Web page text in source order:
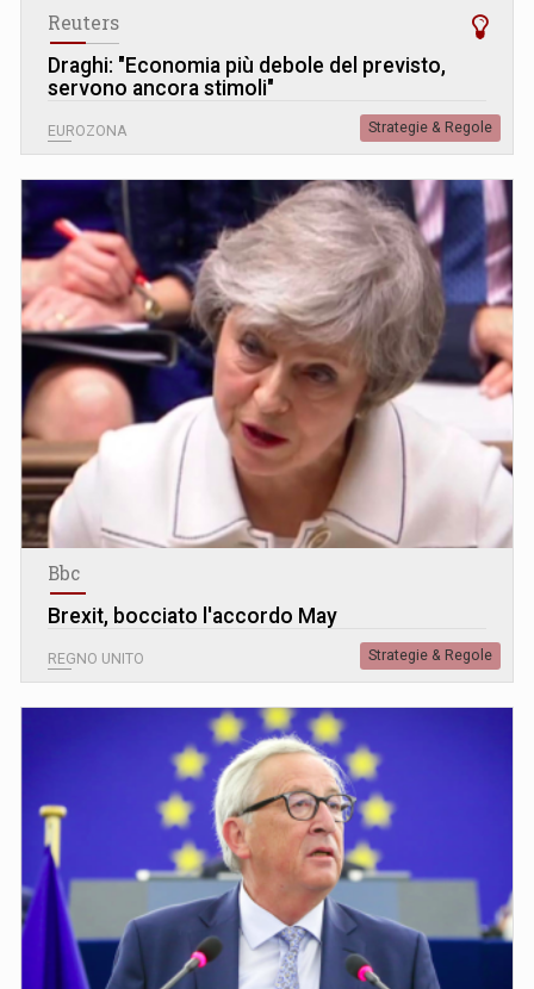
Reuters
Draghi: "Economia più debole del previsto,
servono ancora stimoli"
EUROZONA Strategie & Regole
Bbc
Brexit, bocciato l'accordo May
REGNO UNITO Strategie & Regole